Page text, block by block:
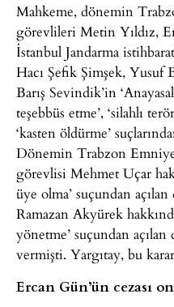
Mahkeme, dönemin
görevlileri Metin Yıldız,
İstanbul Jandarma
Hacı Şefik Şimşek,
Barış Sevindik’in
teşebbüs etme’, ‘silahlı
‘kasten öldürme’
Dönemin Trabzon
görevlisi Mehmet Uçar
üye olma’ suçundan
Ramazan Akyürek
yönetme’ suçundan
vermişti. Yargıtay, bu
Ercan Gün’ün cezası